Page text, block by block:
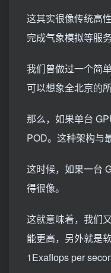
这其实很像传统高
完成气象模拟等服务
我们曾做过一个简
可以想象全北京的
那么，如果单台
POD。这种架构与
这时候，如果一台
得很像。
这就意味着，我们
能更高，另外就是
1Exaflops per